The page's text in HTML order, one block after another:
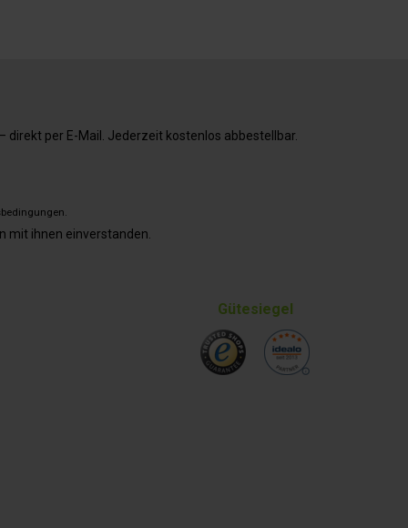
Gütesiegel
per E-Mail. Jederzeit kostenlos abbestellbar.
.
mit ihnen einverstanden.